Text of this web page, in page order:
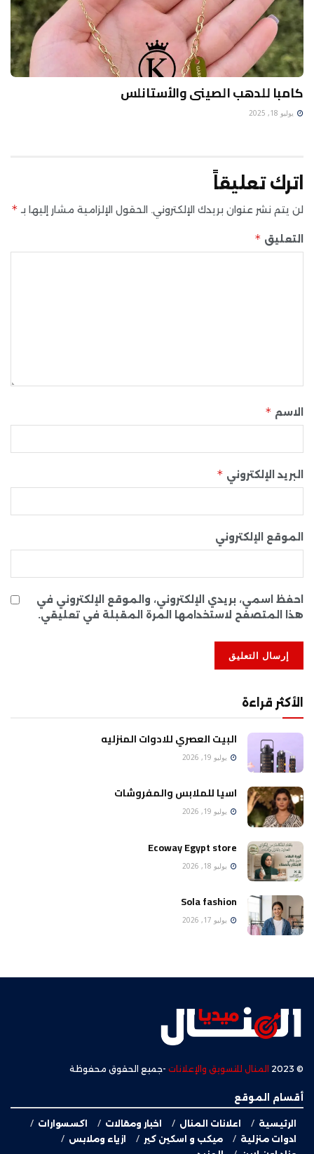
كامبا للدهب الصينى والأستانلس
يوليو 18, 2025
اترك تعليقاً
لن يتم نشر عنوان بريدك الإلكتروني. الحقول الإلزامية مشار إليها بـ *
التعليق *
الاسم *
البريد الإلكتروني *
الموقع الإلكتروني
احفظ اسمي، بريدي الإلكتروني، والموقع الإلكتروني في
هذا المتصفح لاستخدامها المرة المقبلة في تعليقي.
الأكثر قراءة
البيت العصري للادوات المنزليه
يوليو 19, 2026
اسيا للملابس والمفروشات
يوليو 19, 2026
Ecoway Egypt store
يوليو 18, 2026
Sola fashion
يوليو 17, 2026
© 2023 المنال للتسويق والإعلانات -جميع الحقوق محفوظة
أقسام الموقع
الرئيسية اعلانات المنال اخبار ومقالات
اكسسوارات
ادوات منزلية
ميكب و اسكين كير
ازياء وملابس